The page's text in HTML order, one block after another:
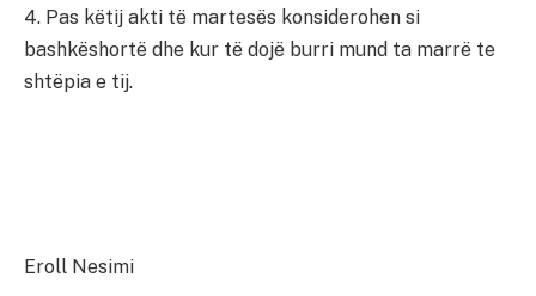
4. Pas këtij akti të martesës konsiderohen si
bashkëshortë dhe kur të dojë burri mund ta marrë te
shtëpia e tij.
Eroll Nesimi